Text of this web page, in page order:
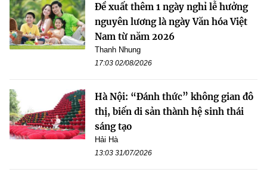
Đề xuất thêm 1 ngày nghỉ lễ hưởng
nguyên lương là ngày Văn hóa Việt
Nam từ năm 2026
Thanh Nhung
17:03 02/08/2026
Hà Nội: “Đánh thức” không gian đô
thị, biến di sản thành hệ sinh thái
sáng tạo
Hải Hà
13:03 31/07/2026